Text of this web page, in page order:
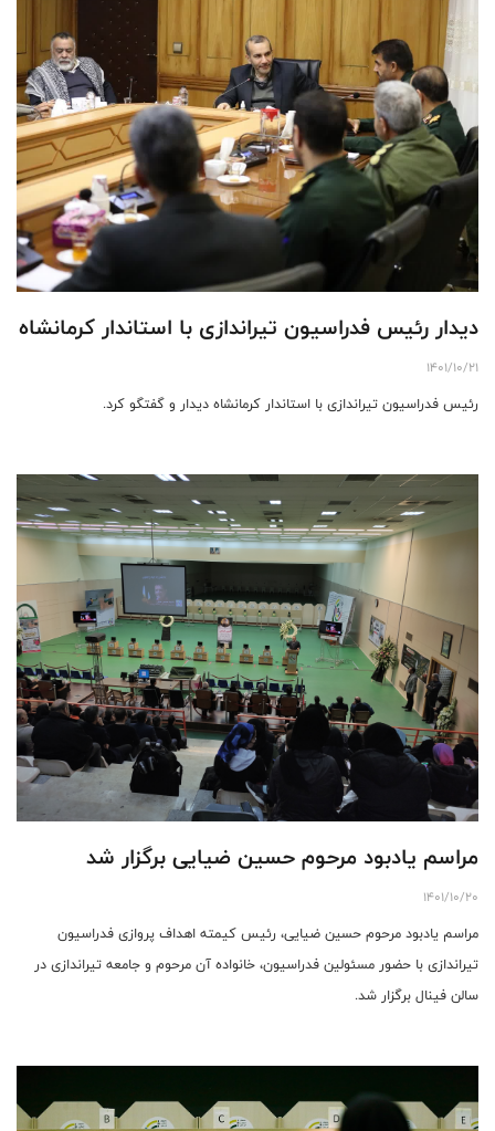
دیدار رئیس فدراسیون تیراندازی با استاندار کرمانشاه
1401/10/21
رئیس فدراسیون تیراندازی با استاندار کرمانشاه دیدار و گفتگو کرد.
مراسم یادبود مرحوم حسین ضیایی برگزار شد
1401/10/20
مراسم یادبود مرحوم حسین ضیایی، رئیس کیمته اهداف پروازی فدراسیون
تیراندازی با حضور مسئولین فدراسیون، خانواده آن مرحوم و جامعه تیراندازی در
سالن فینال برگزار شد.